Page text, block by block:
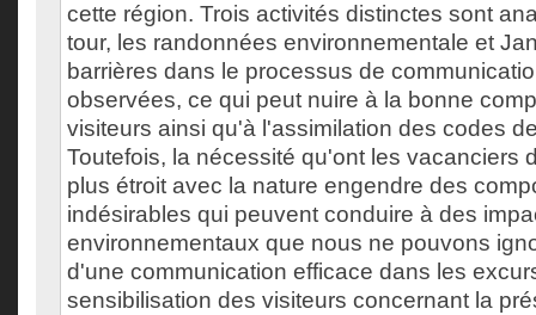
cette région. Trois activités distinctes sont
tour, les randonnées environnementale et
barrières dans le processus de
observées, ce qui peut nuire à la bonne
visiteurs ainsi qu'à l'assimilation des codes
Toutefois, la nécessité qu'ont les vacanciers
plus étroit avec la nature engendre des
indésirables qui peuvent conduire à des
environnementaux que nous ne pouvons
d'une communication efficace dans les
sensibilisation des visiteurs concernant la